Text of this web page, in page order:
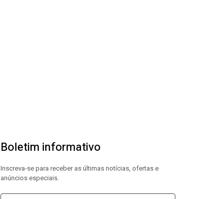
Boletim informativo
Inscreva-se para receber as últimas notícias, ofertas e
anúncios especiais.